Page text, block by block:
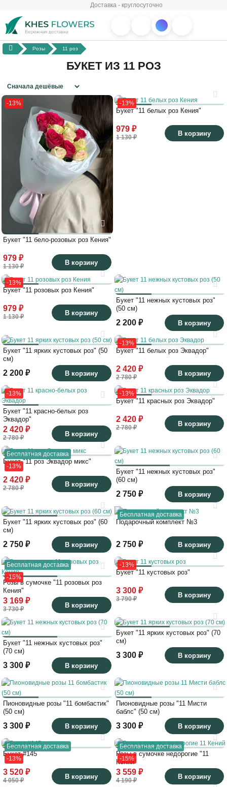
Доставка - круглосуточно
Розы 11 роз
БУКЕТ ИЗ 11 РОЗ
-13%
Букет "11 бело-розовых роз Кения"
979 ₽
1 130 ₽ В корзину
-13%
Букет "11 белых роз Кения"
979 ₽
1 130 ₽ В корзину
-13%
Букет "11 розовых роз Кения"
979 ₽
1 130 ₽ В корзину
Букет "11 нежных кустовых роз"
(50 см)
2 200 ₽ В корзину
Букет "11 ярких кустовых роз" (50
см)
2 200 ₽ В корзину
-13%
Букет "11 белых роз Эквадор"
2 420 ₽
2 780 ₽ В корзину
-13%
Букет "11 красно-белых роз
Эквадор"
2 420 ₽
2 780 ₽ В корзину
-13%
Букет "11 красных роз Эквадор"
2 420 ₽
2 780 ₽ В корзину
Бесплатная доставка
-13%
Букет "11 роз Эквадор микс"
2 420 ₽
2 780 ₽ В корзину
Букет "11 нежных кустовых роз"
(60 см)
2 750 ₽ В корзину
Букет "11 ярких кустовых роз" (60
см)
2 750 ₽ В корзину
Бесплатная доставка
Подарочный комплект №3
2 750 ₽ В корзину
Бесплатная доставка
-15%
Розы в сумочке "11 розовых роз
Кения"
3 169 ₽
3 730 ₽ В корзину
-13%
Букет "11 кустовых роз"
3 300 ₽
3 790 ₽ В корзину
Букет "11 нежных кустовых роз"
(70 см)
3 300 ₽ В корзину
Букет "11 ярких кустовых роз" (70
см)
3 300 ₽ В корзину
Пионовидные розы "11 бомбастик"
(50 см)
3 300 ₽ В корзину
Пионовидные розы "11 Мисти
баблс" (50 см)
3 300 ₽ В корзину
Бесплатная доставка
-13%
Букет #145
3 520 ₽
4 050 ₽ В корзину
Бесплатная доставка
-15%
Розы в сумочке недорогие "11
Кений"
3 559 ₽
4 190 ₽ В корзину